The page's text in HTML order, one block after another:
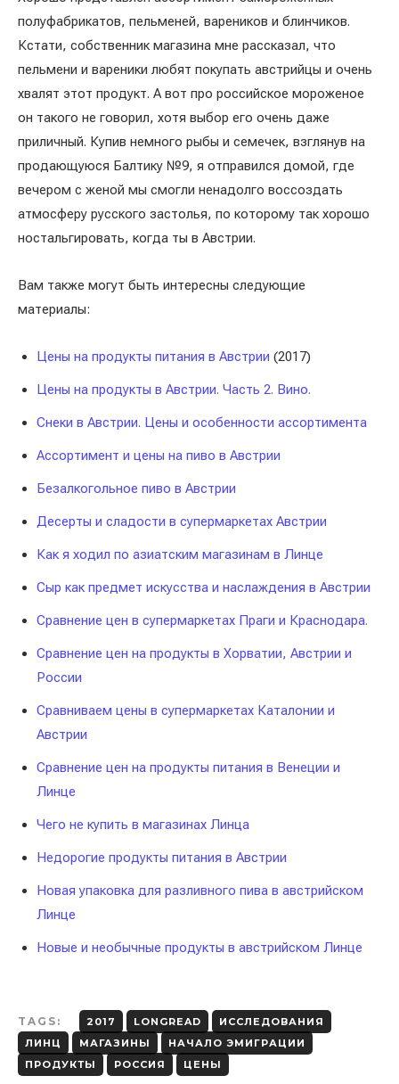
полуфабрикатов, пельменей, вареников и блинчиков.
Кстати, собственник магазина мне рассказал, что
пельмени и вареники любят покупать австрийцы и очень
хвалят этот продукт. А вот про российское мороженое
он такого не говорил, хотя выбор его очень даже
приличный. Купив немного рыбы и семечек, взглянув на
продающуюся Балтику №9, я отправился домой, где
вечером с женой мы смогли ненадолго воссоздать
атмосферу русского застолья, по которому так хорошо
ностальгировать, когда ты в Австрии.
Вам также могут быть интересны следующие
материалы:
Цены на продукты питания в Австрии (2017)
Цены на продукты в Австрии. Часть 2. Вино.
Снеки в Австрии. Цены и особенности ассортимента
Ассортимент и цены на пиво в Австрии
Безалкогольное пиво в Австрии
Десерты и сладости в супермаркетах Австрии
Как я ходил по азиатским магазинам в Линце
Сыр как предмет искусства и наслаждения в Австрии
Сравнение цен в супермаркетах Праги и Краснодара.
Сравнение цен на продукты в Хорватии, Австрии и
России
Сравниваем цены в супермаркетах Каталонии и
Австрии
Сравнение цен на продукты питания в Венеции и
Линце
Чего не купить в магазинах Линца
Недорогие продукты питания в Австрии
Новая упаковка для разливного пива в австрийском
Линце
Новые и необычные продукты в австрийском Линце
TAGS: 2017 LONGREAD
ИССЛЕДОВАНИЯ
ЛИНЦ
МАГАЗИНЫ
НАЧАЛО ЭМИГРАЦИИ
ПРОДУКТЫ
РОССИЯ ЦЕНЫ